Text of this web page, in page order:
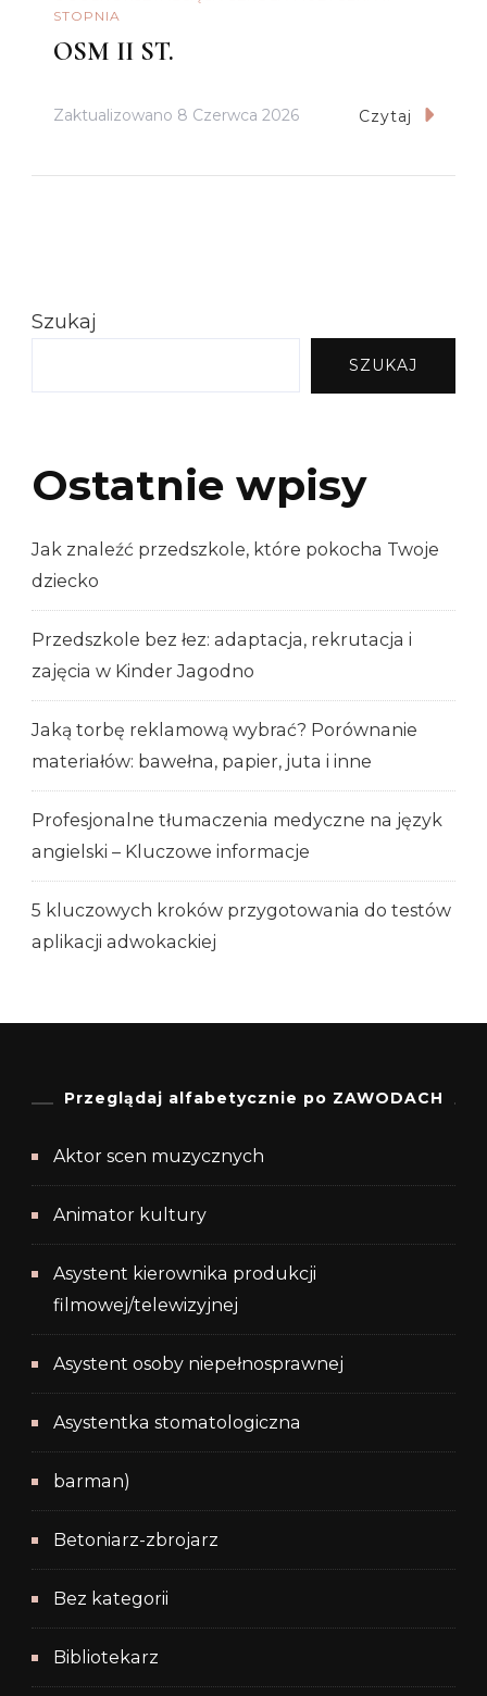
STOPNIA
OSM II ST.
Zaktualizowano 8 Czerwca 2026 Czytaj
Szukaj
SZUKAJ
Ostatnie wpisy
Jak znaleźć przedszkole, które pokocha Twoje
dziecko
Przedszkole bez łez: adaptacja, rekrutacja i
zajęcia w Kinder Jagodno
Jaką torbę reklamową wybrać? Porównanie
materiałów: bawełna, papier, juta i inne
Profesjonalne tłumaczenia medyczne na język
angielski – Kluczowe informacje
5 kluczowych kroków przygotowania do testów
aplikacji adwokackiej
Przeglądaj alfabetycznie po ZAWODACH
Aktor scen muzycznych
Animator kultury
Asystent kierownika produkcji
filmowej/telewizyjnej
Asystent osoby niepełnosprawnej
Asystentka stomatologiczna
barman)
Betoniarz-zbrojarz
Bez kategorii
Bibliotekarz